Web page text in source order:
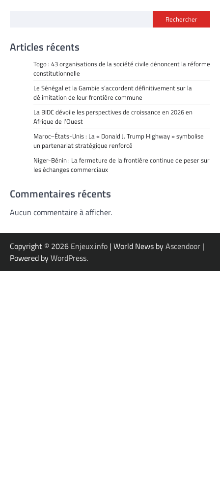
Rechercher
Articles récents
Togo : 43 organisations de la société civile dénoncent la réforme
constitutionnelle
Le Sénégal et la Gambie s’accordent définitivement sur la
délimitation de leur frontière commune
La BIDC dévoile les perspectives de croissance en 2026 en
Afrique de l’Ouest
Maroc–États-Unis : La « Donald J. Trump Highway » symbolise
un partenariat stratégique renforcé
Niger-Bénin : La fermeture de la frontière continue de peser sur
les échanges commerciaux
Commentaires récents
Aucun commentaire à afficher.
Copyright © 2026 Enjeux.info | World News byAscendoor |
Powered byWordPress.